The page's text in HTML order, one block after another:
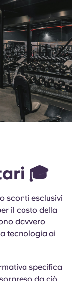
🎓
sconti esclusivi
il costo della
davvero
tecnologia ai
specifica
da ciò